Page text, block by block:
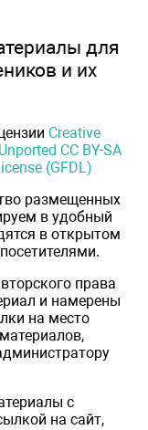
для
и их
Creative
CC BY-SA
(GFDL)
размещенных
в удобный
в открытом
права
и намерены
на место
с
на сайт,